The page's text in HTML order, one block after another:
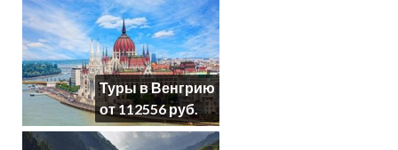
Туры в Венгрию
от 112556 руб.